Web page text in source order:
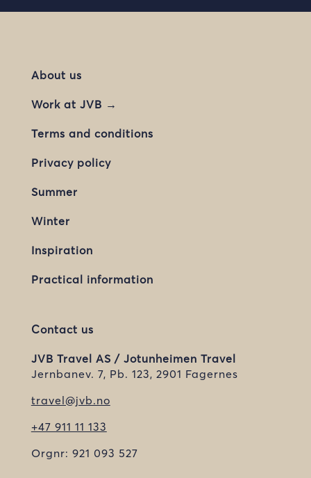
About us
Work at JVB →
Terms and conditions
Privacy policy
Summer
Winter
Inspiration
Practical information
Contact us
JVB Travel AS / Jotunheimen Travel
Jernbanev. 7, Pb. 123, 2901 Fagernes
travel@jvb.no
+47 911 11 133
Orgnr: 921 093 527